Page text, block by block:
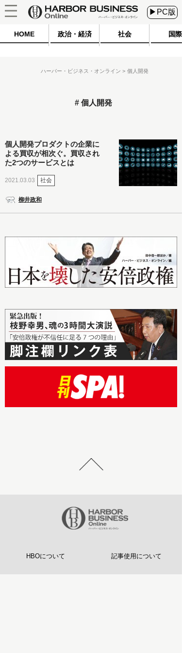
▶PC版
HOME 政治・経済 社会 国際
ハーバー・ビジネス・オンライン 個人開発
個人開発
個人開発プロダクトの企業に
よる買収が相次ぐ。買収され
た2つのサービスとは
2021.03.03 社会
柳井政和
HBOについて 記事使用について